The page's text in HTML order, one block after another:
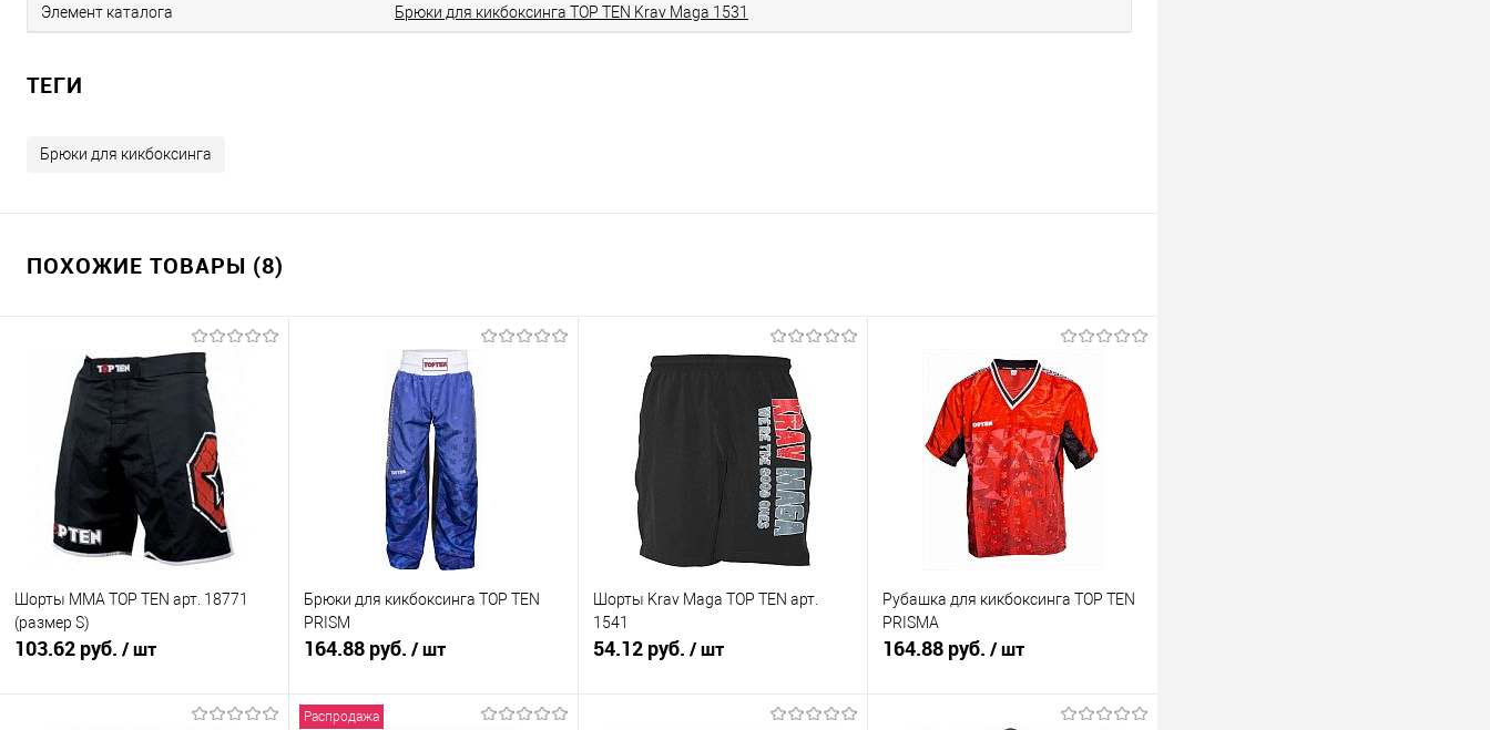
Элемент каталога Брюки для кикбоксинга TOP TEN Krav Maga 1531
ТЕГИ
Брюки для кикбоксинга
ПОХОЖИЕ ТОВАРЫ (8)
Шорты MMA TOP TEN арт. 18771
(размер S)
103.62 руб. / шт
Брюки для кикбоксинга TOP TEN
PRISM
164.88 руб. / шт
Шорты Krav Maga TOP TEN арт.
1541
54.12 руб. / шт
Рубашка для кикбоксинга TOP TEN
PRISMA
164.88 руб. / шт
Распродажа